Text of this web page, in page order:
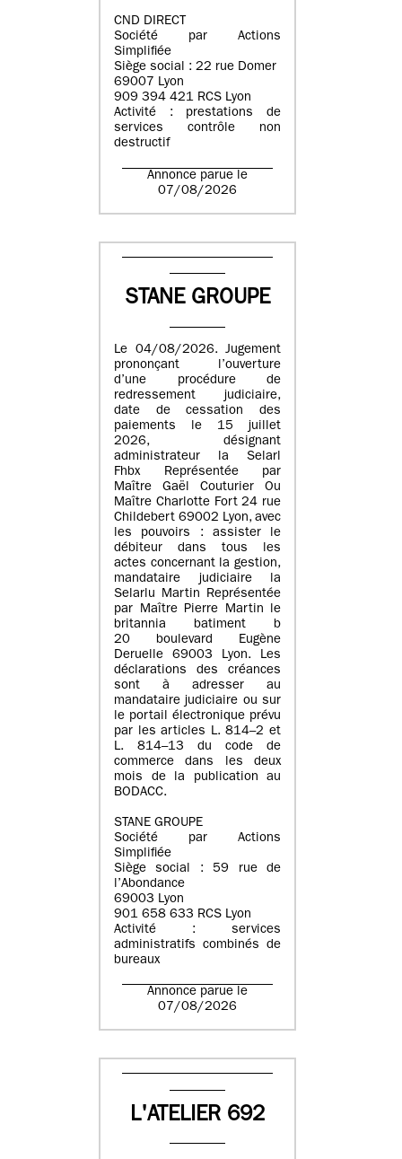
CND DIRECT
Société par Actions
Simplifiée
Siège social : 22 rue Domer
69007 Lyon
909 394 421 RCS Lyon
Activité : prestations de
services contrôle non
destructif
Annonce parue le
07/08/2026
STANE GROUPE
Le 04/08/2026. Jugement
prononçant l’ouverture
d’une procédure de
redressement judiciaire,
date de cessation des
paiements le 15 juillet
2026, désignant
administrateur la Selarl
Fhbx Représentée par
Maître Gaël Couturier Ou
Maître Charlotte Fort 24 rue
Childebert 69002 Lyon, avec
les pouvoirs : assister le
débiteur dans tous les
actes concernant la gestion,
mandataire judiciaire la
Selarlu Martin Représentée
par Maître Pierre Martin le
britannia batiment b
20 boulevard Eugène
Deruelle 69003 Lyon. Les
déclarations des créances
sont à adresser au
mandataire judiciaire ou sur
le portail électronique prévu
par les articles L. 814–2 et
L. 814–13 du code de
commerce dans les deux
mois de la publication au
BODACC.
STANE GROUPE
Société par Actions
Simplifiée
Siège social : 59 rue de
l’Abondance
69003 Lyon
901 658 633 RCS Lyon
Activité : services
administratifs combinés de
bureaux
Annonce parue le
07/08/2026
L'ATELIER 692